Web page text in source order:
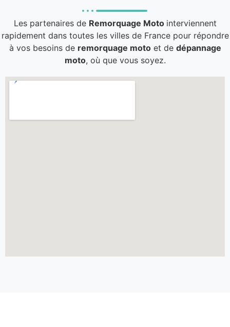
Les partenaires de Remorquage Moto interviennent
rapidement dans toutes les villes de France pour répondre
à vos besoins de remorquage motoet de dépannage
moto, où que vous soyez.